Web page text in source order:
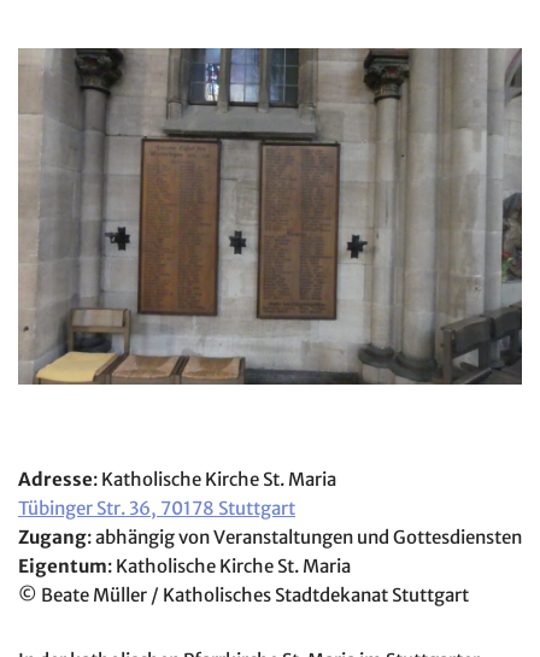
Adresse: Katholische Kirche St. Maria
Tübinger Str. 36, 70178 Stuttgart
Zugang: abhängig von Veranstaltungen und Gottesdiensten
Eigentum: Katholische Kirche St. Maria
© Beate Müller / Katholisches Stadtdekanat Stuttgart